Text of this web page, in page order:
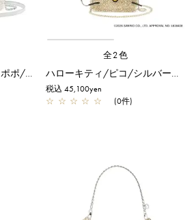
999 コレクション/タンポポ/ピュアシルバー【一部店舗先行販売商品】
全2色
ハローキティ/ピコ/シルバーゴールド【オンラインストア先行販売商品】
税込 45,100yen
☆ ☆ ☆ ☆ ☆ (0件)